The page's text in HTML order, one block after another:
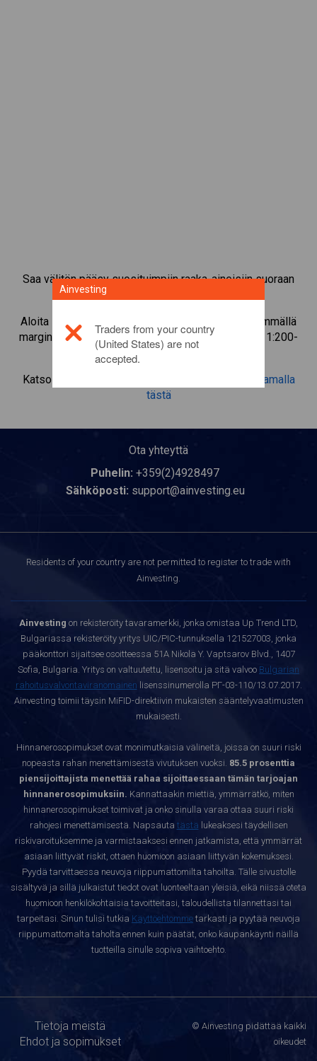
Saa välitön pääsy suosituimpiin raaka-aineisiin suoraan
CFD-kaupankäyntialustaltamme.
Aloita instrumentin
CFD-kaupankäynti pienimmällä
marginaalivakuudella, parhaalla toteutuksella, jopa 1:200-
vivulla.
Katso lisätietoa tästä sijoitustuotteesta
napsauttamalla
tästä
Ota yhteyttä
Puhelin: +359(2)4928497
Sähköposti: support@ainvesting.eu
Residents of your country are not permitted to register to trade with
Ainvesting.
Ainvesting on rekisteröity tavaramerkki, jonka omistaa Up Trend LTD,
Bulgariassa rekisteröity yritys UIC/PIC-tunnuksella 121527003, jonka
pääkonttori sijaitsee osoitteessa 51A Nikola Y. Vaptsarov Blvd., 1407
Sofia, Bulgaria. Yritys on valtuutettu, lisensoitu ja sitä valvoo Bulgarian
rahoitusvalvontaviranomainen lisenssinumerolla РГ-03-110/13.07.2017.
Ainvesting toimii täysin MiFID-direktiivin mukaisten sääntelyvaatimusten
mukaisesti.
Hinnanerosopimukset ovat monimutkaisia välineitä, joissa on suuri riski
nopeasta rahan menettämisestä vivutuksen vuoksi. 85.5 prosenttia
piensijoittajista menettää rahaa sijoittaessaan tämän tarjoajan
hinnanerosopimuksiin. Kannattaakin miettiä, ymmärrätkö, miten
hinnanerosopimukset toimivat ja onko sinulla varaa ottaa suuri riski
rahojesi menettämisestä. Napsauta tästä lukeaksesi täydellisen
riskivaroituksemme ja varmistaaksesi ennen jatkamista, että ymmärrät
asiaan liittyvät riskit, ottaen huomioon asiaan liittyvän kokemuksesi.
Pyydä tarvittaessa neuvoja riippumattomilta tahoilta. Tälle sivustolle
sisältyvä ja sillä julkaistut tiedot ovat luonteeltaan yleisiä, eikä niissä oteta
huomioon henkilökohtaisia tavoitteitasi, taloudellista tilannettasi tai
tarpeitasi. Sinun tulisi tutkia Käyttöehtomme tarkasti ja pyytää neuvoja
riippumattomalta taholta ennen kuin päätät, onko kaupankäynti näillä
tuotteilla sinulle sopiva vaihtoehto.
Tietoja meistä
Ehdot ja sopimukset
© Ainvesting pidättää kaikki
oikeudet
Ainvesting
Traders from your country
(United States) are not
accepted.